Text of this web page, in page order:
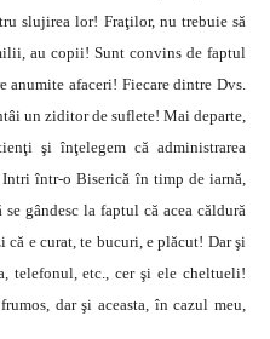
slujirea lor! Fraţilor, nu trebuie să
au copii! Sunt convins de faptul
anumite afaceri! Fiecare dintre Dvs.
un ziditor de suflete! Mai departe,
şi înţelegem că administrarea
într-o Biserică în timp de iarnă,
gândesc la faptul că acea căldură
e curat, te bucuri, e plăcut! Dar şi
telefonul, etc., cer şi ele cheltueli!
dar şi aceasta, în cazul meu,